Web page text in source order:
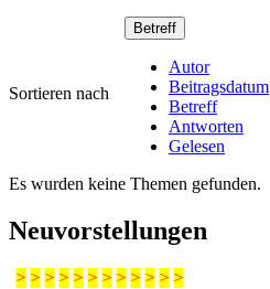
Sortieren nach
Betreff
Autor
Beitragsdatum
Betreff
Antworten
Gelesen
Es wurden keine Themen gefunden.
Neuvorstellungen
> > > > > > > > > > > >